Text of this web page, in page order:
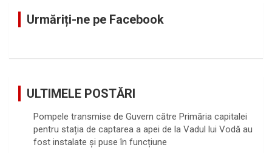
Urmăriți-ne pe Facebook
ULTIMELE POSTĂRI
Pompele transmise de Guvern către Primăria capitalei
pentru stația de captarea a apei de la Vadul lui Vodă au
fost instalate și puse în funcțiune